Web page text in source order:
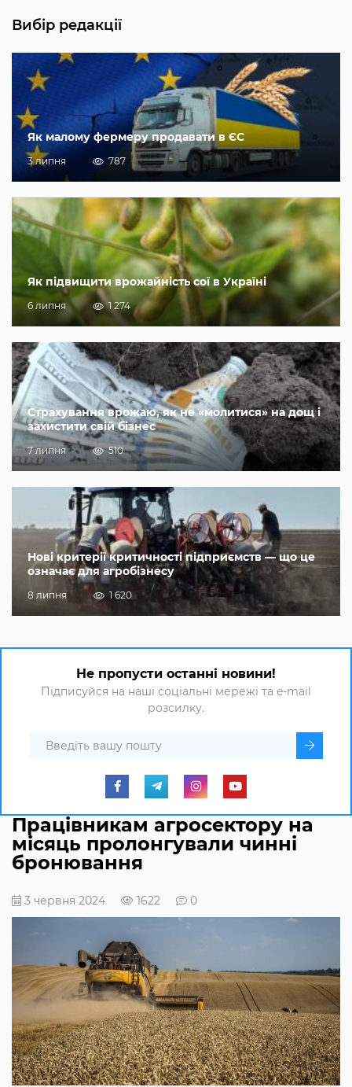
Вибір редакції
Як малому фермеру продавати в ЄС
3 липня 787
Як підвищити врожайність сої в Україні
6 липня 1 274
Страхування врожаю, як не «молитися» на дощ і
захистити свій бізнес
7 липня 510
Нові критерії критичності підприємств — що це
означає для агробізнесу
8 липня 1 620
Не пропусти останні новини!
Підписуйся на наші соціальні мережі та e-mail
розсилку.
Працівникам агросектору на
місяць пролонгували чинні
бронювання
3 червня 2024 1622 0